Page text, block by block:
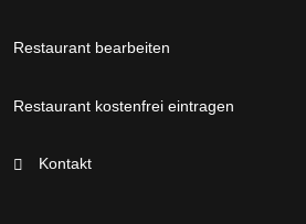
Restaurant bearbeiten
Restaurant kostenfrei eintragen
Kontakt